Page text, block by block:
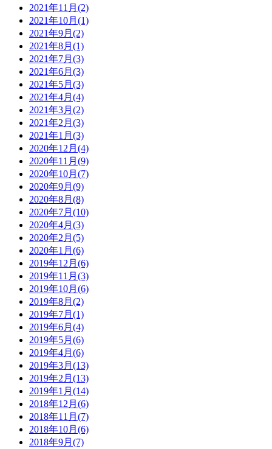
2021年11月(2)
2021年10月(1)
2021年9月(2)
2021年8月(1)
2021年7月(3)
2021年6月(3)
2021年5月(3)
2021年4月(4)
2021年3月(2)
2021年2月(3)
2021年1月(3)
2020年12月(4)
2020年11月(9)
2020年10月(7)
2020年9月(9)
2020年8月(8)
2020年7月(10)
2020年4月(3)
2020年2月(5)
2020年1月(6)
2019年12月(6)
2019年11月(3)
2019年10月(6)
2019年8月(2)
2019年7月(1)
2019年6月(4)
2019年5月(6)
2019年4月(6)
2019年3月(13)
2019年2月(13)
2019年1月(14)
2018年12月(6)
2018年11月(7)
2018年10月(6)
2018年9月(7)